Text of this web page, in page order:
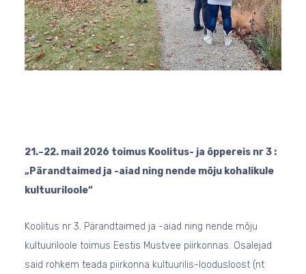
21.–22. mail 2026 toimus Koolitus- ja õppereis nr 3 :
„Pärandtaimed ja -aiad ning nende mõju kohalikule
kultuuriloole“
Koolitus nr 3. Pärandtaimed ja -aiad ning nende mõju
kultuuriloole toimus Eestis Mustvee piirkonnas. Osalejad
said rohkem teada piirkonna kultuurilis-loodusloost (nt